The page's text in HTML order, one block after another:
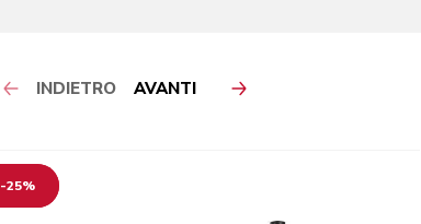
INDIETRO AVANTI
-25%